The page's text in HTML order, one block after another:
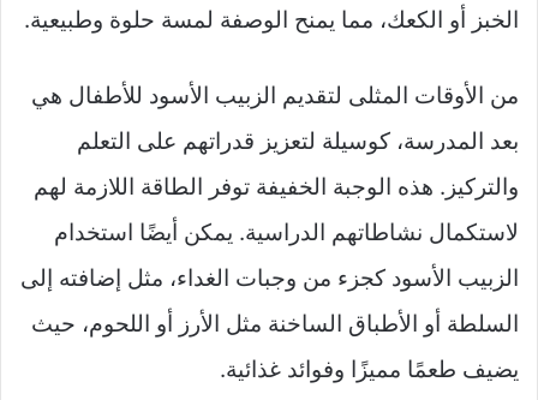
الخبز أو الكعك، مما يمنح الوصفة لمسة حلوة وطبيعية.
من الأوقات المثلى لتقديم الزبيب الأسود للأطفال هي
بعد المدرسة، كوسيلة لتعزيز قدراتهم على التعلم
والتركيز. هذه الوجبة الخفيفة توفر الطاقة اللازمة لهم
لاستكمال نشاطاتهم الدراسية. يمكن أيضًا استخدام
الزبيب الأسود كجزء من وجبات الغداء، مثل إضافته إلى
السلطة أو الأطباق الساخنة مثل الأرز أو اللحوم، حيث
يضيف طعمًا مميزًا وفوائد غذائية.